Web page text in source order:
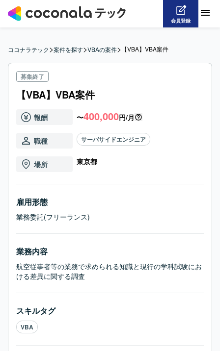
会員登録
ココナラテック>案件を探す>VBAの案件> 【VBA】VBA案件
募集終了
【VBA】VBA案件
報酬 〜400,000円/月
職種 サーバサイドエンジニア
場所 東京都
雇用形態
業務委託(フリーランス)
業務内容
航空従事者等の業務で求められる知識と現行の学科試験にお
ける差異に関する調査
スキルタグ
VBA